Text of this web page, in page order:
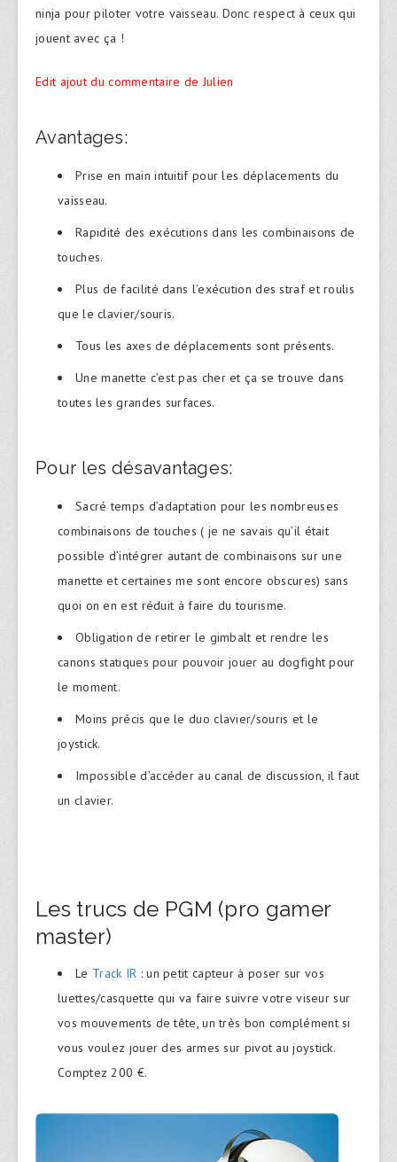
ninja pour piloter votre vaisseau. Donc respect à ceux qui
jouent avec ça !
Edit ajout du commentaire de Julien
Avantages:
Prise en main intuitif pour les déplacements du
vaisseau.
Rapidité des exécutions dans les combinaisons de
touches.
Plus de facilité dans l’exécution des straf et roulis
que le clavier/souris.
Tous les axes de déplacements sont présents.
Une manette c’est pas cher et ça se trouve dans
toutes les grandes surfaces.
Pour les désavantages:
Sacré temps d’adaptation pour les nombreuses
combinaisons de touches ( je ne savais qu’il était
possible d’intégrer autant de combinaisons sur une
manette et certaines me sont encore obscures) sans
quoi on en est réduit à faire du tourisme.
Obligation de retirer le gimbalt et rendre les
canons statiques pour pouvoir jouer au dogfight pour
le moment.
Moins précis que le duo clavier/souris et le
joystick.
Impossible d’accéder au canal de discussion, il faut
un clavier.
Les trucs de PGM (pro gamer
master)
Le Track IR : un petit capteur à poser sur vos
luettes/casquette qui va faire suivre votre viseur sur
vos mouvements de tête, un très bon complément si
vous voulez jouer des armes sur pivot au joystick.
Comptez 200 €.